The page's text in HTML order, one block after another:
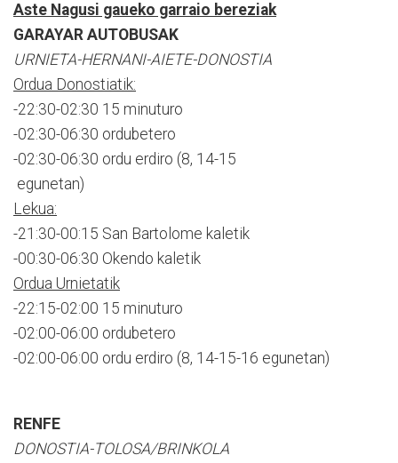
Aste Nagusi gaueko garraio bereziak
GARAYAR AUTOBUSAK
URNIETA-HERNANI-AIETE-DONOSTIA
Ordua Donostiatik:
-22:30-02:30 15 minuturo
-02:30-06:30 ordubetero
-02:30-06:30 ordu erdiro (8, 14-15
egunetan)
Lekua:
-21:30-00:15 San Bartolome kaletik
-00:30-06:30 Okendo kaletik
Ordua Urnietatik
-22:15-02:00 15 minuturo
-02:00-06:00 ordubetero
-02:00-06:00 ordu erdiro (8, 14-15-16 egunetan)
RENFE
DONOSTIA-TOLOSA/BRINKOLA